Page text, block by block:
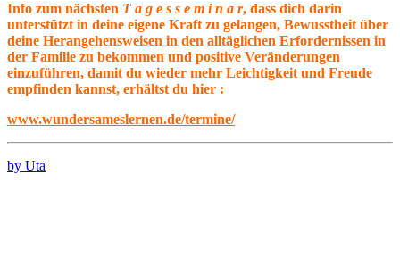
Info zum nächsten T a g e s s e m i n a r, dass dich darin
unterstützt in deine eigene Kraft zu gelangen, Bewusstheit über
deine Herangehensweisen in den alltäglichen Erfordernissen in
der Familie zu bekommen und positive Veränderungen
einzuführen, damit du wieder mehr Leichtigkeit und Freude
empfinden kannst, erhältst du hier :
www.wundersameslernen.de/termine/
by Uta